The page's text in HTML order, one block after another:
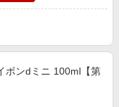
ボンdミニ 100ml【第